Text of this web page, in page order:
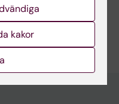
kakor